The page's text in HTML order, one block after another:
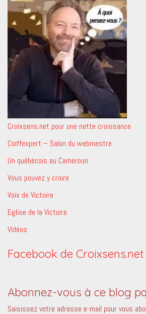
Croixsens.net pour une nette croissance
Coiffexpert – Salon du webmestre
Un québécois au Cameroun
Vous pouvez y croire
Voix de Victoire
Eglise de la Victoire
Vidéos
Facebook de Croixsens.net
Abonnez-vous à ce blog
Saisissez votre adresse e-mail pour vous